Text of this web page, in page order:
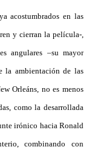
acostumbrados en las
y cierran la película-,
angulares –su mayor
la ambientación de las
Orleáns, no es menos
como la desarrollada
irónico hacia Ronald
combinando con